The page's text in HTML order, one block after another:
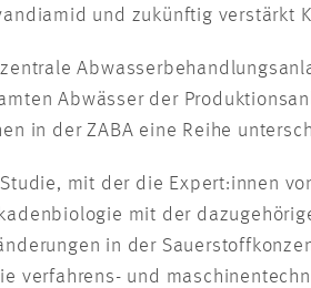
und zukünftig verstärkt
Abwässer der
in der ZABA eine Reihe
mit der die Expert:innen
mit der
in der
verfahrens- und